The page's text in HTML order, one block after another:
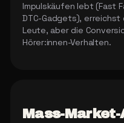
Impulskäufen lebt (Fast
DTC-Gadgets),
Leute, aber die
Hörer:innen-Verhalten.
Mass-